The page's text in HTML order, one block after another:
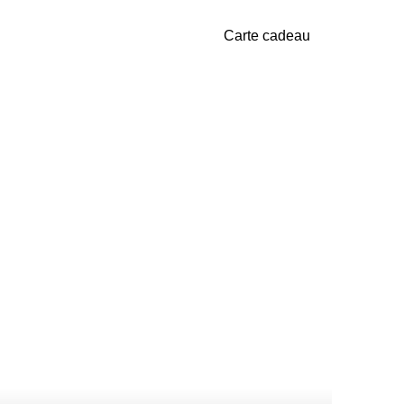
Carte cadeau